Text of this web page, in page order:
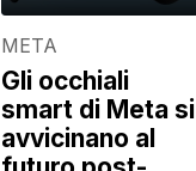
META
Gli occhiali
smart di Meta si
avvicinano al